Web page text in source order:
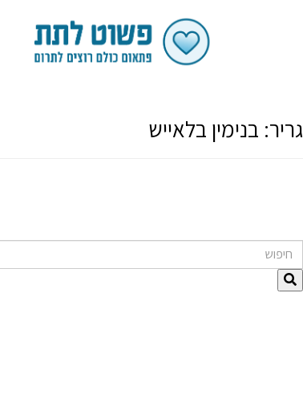
גריר: בנימין בלאייש
חיפוש